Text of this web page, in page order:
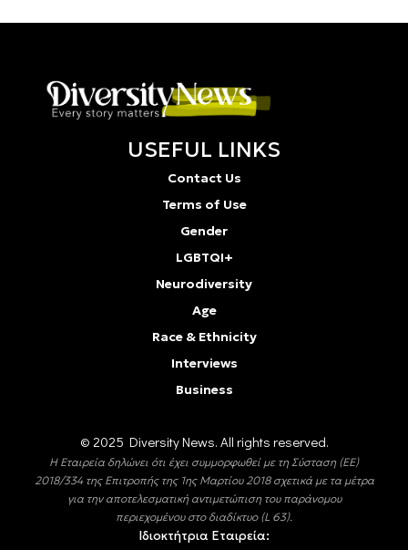
USEFUL LINKS
Contact Us
Terms of Use
Gender
LGBTQI+
Neurodiversity
Age
Race & Ethnicity
Interviews
Business
© 2025 Diversity Νews. All rights reserved.
Η Εταιρεία δηλώνει ότι έχει συμμορφωθεί με τη Σύσταση (ΕΕ)
2018/334 της Επιτροπής της 1ης Μαρτίου 2018 σχετικά με τα μέτρα
για την αποτελεσματική αντιμετώπιση του παράνομου
περιεχομένου στο διαδίκτυο (L 63).
Ιδιοκτήτρια Εταιρεία: